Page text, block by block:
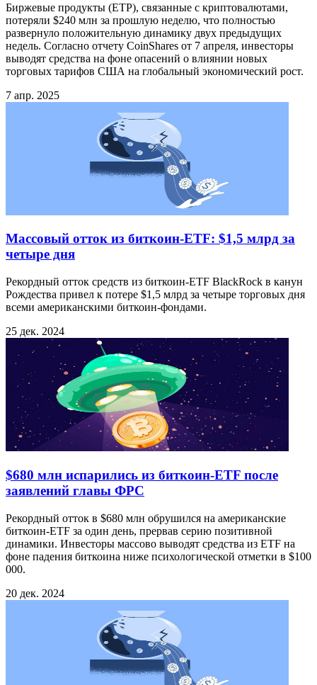
Биржевые продукты (ETP), связанные с криптовалютами,
потеряли $240 млн за прошлую неделю, что полностью
развернуло положительную динамику двух предыдущих
недель. Согласно отчету CoinShares от 7 апреля, инвесторы
выводят средства на фоне опасений о влиянии новых
торговых тарифов США на глобальный экономический рост.
7 апр. 2025
Массовый отток из биткоин‑ETF: $1,5 млрд за
четыре дня
Рекордный отток средств из биткоин-ETF BlackRock в канун
Рождества привел к потере $1,5 млрд за четыре торговых дня
всеми американскими биткоин-фондами.
25 дек. 2024
$680 млн испарились из биткоин‑ETF после
заявлений главы ФРС
Рекордный отток в $680 млн обрушился на американские
биткоин-ETF за один день, прервав серию позитивной
динамики. Инвесторы массово выводят средства из ETF на
фоне падения биткоина ниже психологической отметки в $100
000.
20 дек. 2024